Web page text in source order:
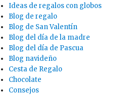
Ideas de regalos con globos
Blog de regalo
Blog de San Valentín
Blog del día de la madre
Blog del día de Pascua
Blog navideño
Cesta de Regalo
Chocolate
Consejos